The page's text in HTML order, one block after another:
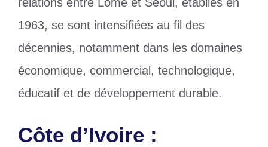
1963, se sont intensifiées au fil des
décennies, notamment dans les domaines
économique, commercial, technologique,
éducatif et de développement durable.
Côte d’Ivoire :